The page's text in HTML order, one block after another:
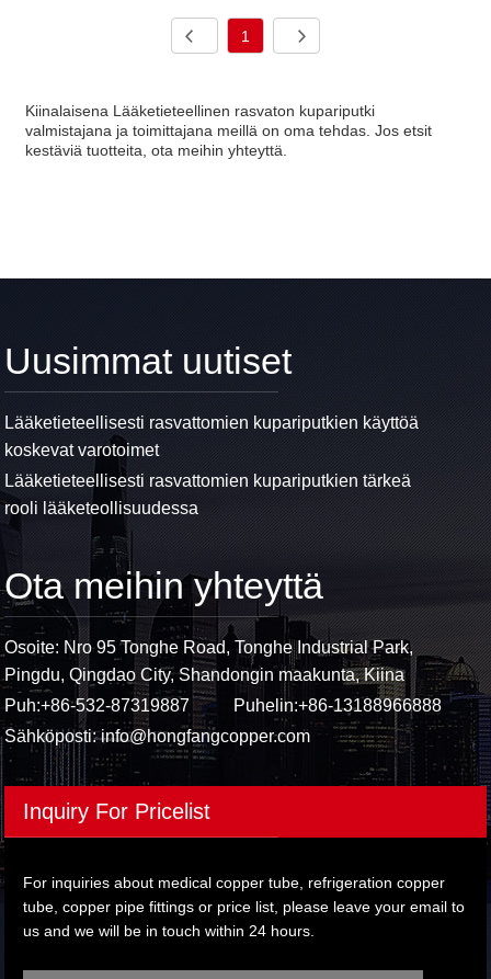
1
Kiinalaisena Lääketieteellinen rasvaton kupariputki
valmistajana ja toimittajana meillä on oma tehdas. Jos etsit
kestäviä tuotteita, ota meihin yhteyttä.
Uusimmat uutiset
Lääketieteellisesti rasvattomien kupariputkien käyttöä
koskevat varotoimet
Lääketieteellisesti rasvattomien kupariputkien tärkeä
rooli lääketeollisuudessa
Ota meihin yhteyttä
Osoite: Nro 95 Tonghe Road, Tonghe Industrial Park,
Pingdu, Qingdao City, Shandongin maakunta, Kiina
Puh:+86-532-87319887 Puhelin:+86-13188966888
Sähköposti:info@hongfangcopper.com
Inquiry For Pricelist
For inquiries about medical copper tube, refrigeration copper
tube, copper pipe fittings or price list, please leave your email to
us and we will be in touch within 24 hours.